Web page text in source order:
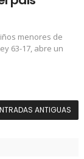
menores de
63-17, abre un
ANTIGUAS